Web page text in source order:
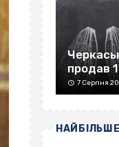
продав
7 Серпня